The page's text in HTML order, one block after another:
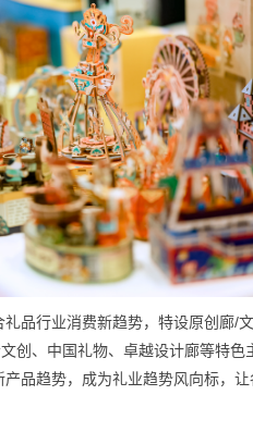
品行业消费新趋势，特设原创廊/
创、中国礼物、卓越设计廊等特
品趋势，成为礼业趋势风向标，